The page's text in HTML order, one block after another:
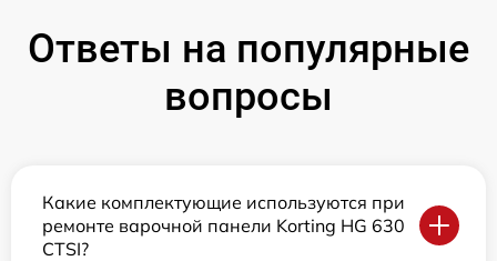
Ответы на популярные
вопросы
Какие комплектующие используются при
ремонте варочной панели Korting HG 630
CTSI?